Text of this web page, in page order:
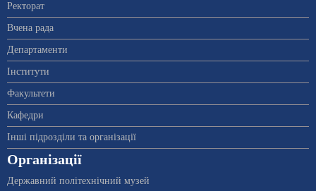
Ректорат
Вчена рада
Департаменти
Інститути
Факультети
Кафедри
Інші підрозділи та організації
Організації
Державний політехнічний музей